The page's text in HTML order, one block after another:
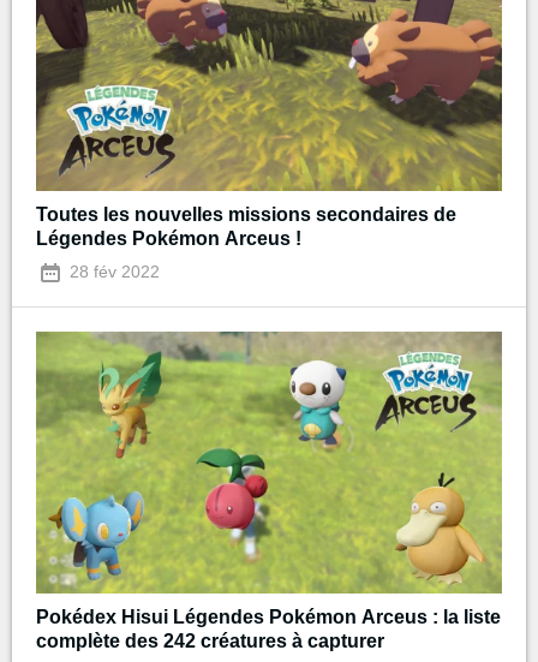
Toutes les nouvelles missions secondaires de
Légendes Pokémon Arceus !
28 fév 2022
Pokédex Hisui Légendes Pokémon Arceus : la liste
complète des 242 créatures à capturer